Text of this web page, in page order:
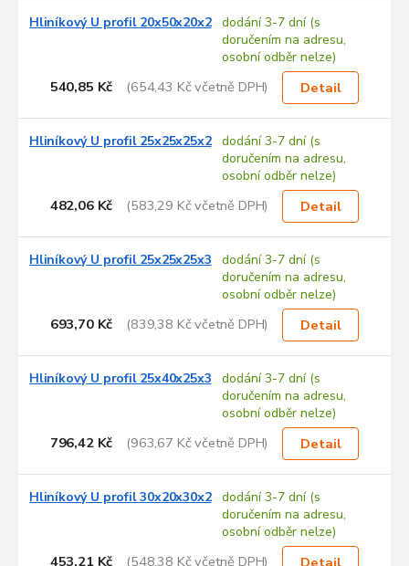
Hliníkový U profil 20x50x20x2
dodání 3-7 dní (s
doručením na adresu,
osobní odběr nelze)
540,85 Kč (654,43 Kč včetně DPH) Detail
Hliníkový U profil 25x25x25x2
dodání 3-7 dní (s
doručením na adresu,
osobní odběr nelze)
482,06 Kč (583,29 Kč včetně DPH) Detail
Hliníkový U profil 25x25x25x3
dodání 3-7 dní (s
doručením na adresu,
osobní odběr nelze)
693,70 Kč (839,38 Kč včetně DPH) Detail
Hliníkový U profil 25x40x25x3
dodání 3-7 dní (s
doručením na adresu,
osobní odběr nelze)
796,42 Kč (963,67 Kč včetně DPH) Detail
Hliníkový U profil 30x20x30x2
dodání 3-7 dní (s
doručením na adresu,
osobní odběr nelze)
453,21 Kč (548,38 Kč včetně DPH) Detail